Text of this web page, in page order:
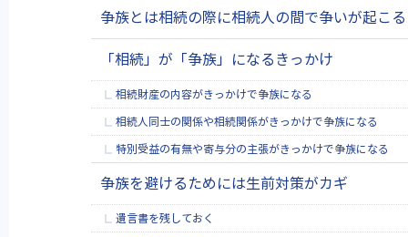
争族とは相続の際に相続人の間で争いが起こ
「相続」が「争族」になるきっかけ
相続財産の内容がきっかけで争族になる
相続人同士の関係や相続関係がきっかけで争族になる
特別受益の有無や寄与分の主張がきっかけで争族になる
争族を避けるためには生前対策がカギ
遺言書を残しておく